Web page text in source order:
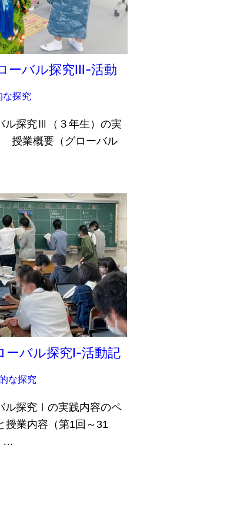
ーバル探究Ⅲ-活動
な探究
ル探究Ⅲ（３年生）の実
授業概要（グローバル
ーバル探究Ⅰ-活動記
な探究
ル探究Ⅰの実践内容のペ
授業内容（第1回～31
…